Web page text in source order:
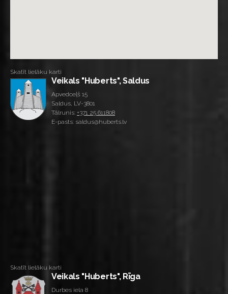
Skatīt lielāku karti
Veikals "Huberts", Saldus
Apvedceļš 15
Saldus, LV-3801
Tālrunis: +371 25 611808
E-pasts: saldus@huberts.lv
Skatīt lielāku karti
Veikals "Huberts", Rīga
Durbes iela 8